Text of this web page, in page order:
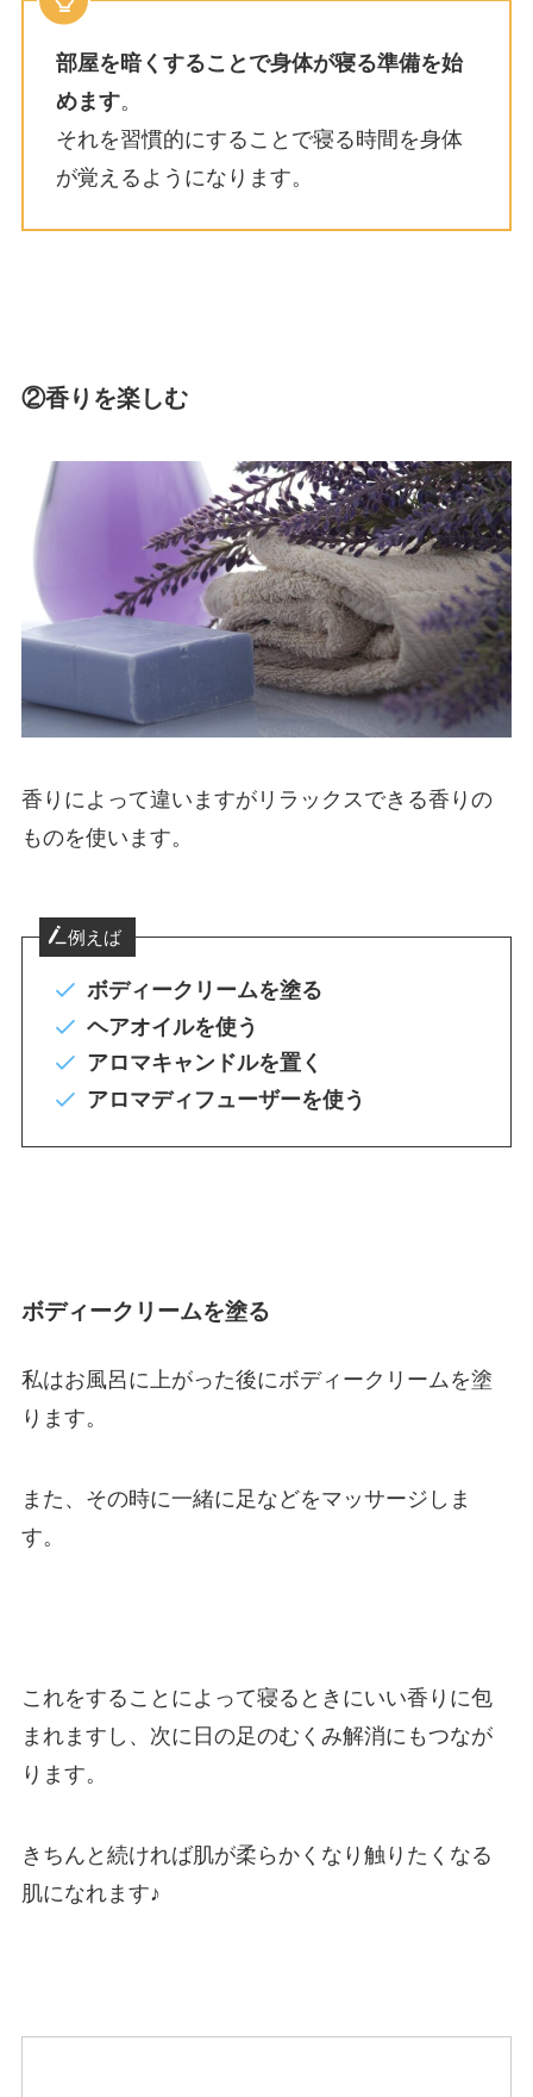
部屋を暗くすることで身体が寝る準備を始
めます。
それを習慣的にすることで寝る時間を身体
が覚えるようになります。
②香りを楽しむ
香りによって違いますがリラックスできる香り の
ものを使います。
例えば
ボディークリームを塗る
ヘアオイルを使う
アロマキャンドルを置く
アロマディフューザーを使う
ボディークリームを塗る
私はお風呂に上がった後にボディークリームを塗
ります。
また、その時に一緒に足などをマッサージしま
す。
これをすることによって寝るときにいい香りに包
まれますし、次に日の足のむくみ解消にもつなが
ります。
きちんと続ければ肌が柔らかくなり触りたくなる
肌になれます♪